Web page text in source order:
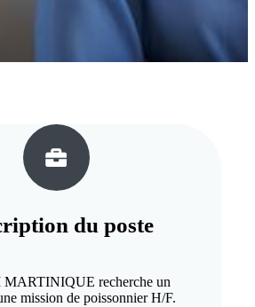
du poste
recherche un
mission de poissonnier H/F.